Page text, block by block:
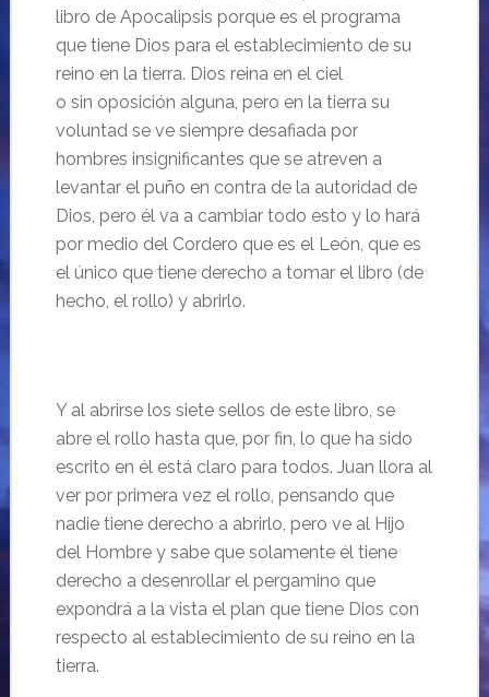
libro de Apocalipsis porque es el programa
que tiene Dios para el establecimiento de su
reino en la tierra. Dios reina en el ciel
o sin oposición alguna, pero en la tierra su
voluntad se ve siempre desafiada por
hombres insignificantes que se atreven a
levantar el puño en contra de la autoridad de
Dios, pero él va a cambiar todo esto y lo hará
por medio del Cordero que es el León, que es
el único que tiene derecho a tomar el libro (de
hecho, el rollo) y abrirlo.
Y al abrirse los siete sellos de este libro, se
abre el rollo hasta que, por fin, lo que ha sido
escrito en él está claro para todos. Juan llora al
ver por primera vez el rollo, pensando que
nadie tiene derecho a abrirlo, pero ve al Hijo
del Hombre y sabe que solamente él tiene
derecho a desenrollar el pergamino que
expondrá a la vista el plan que tiene Dios con
respecto al establecimiento de su reino en la
tierra.